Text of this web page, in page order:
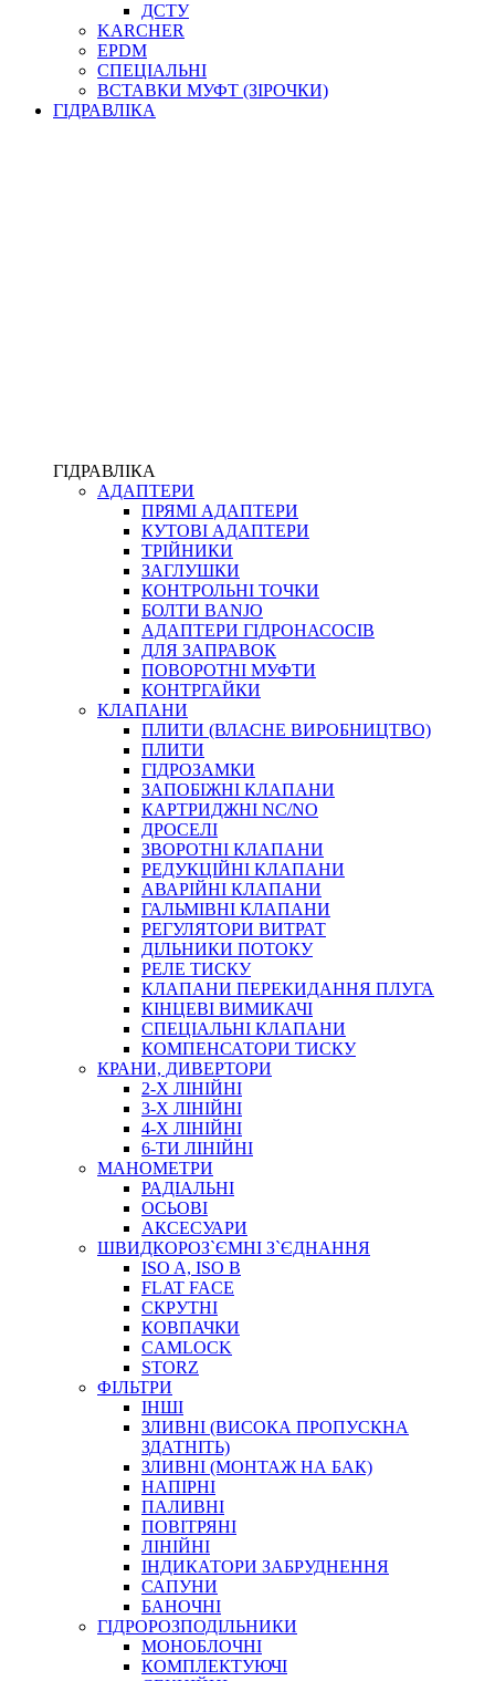
ФІЛЬТРИ ДЛЯ ПАЛЬНОГО
ПІДДОНИ ДЛЯ БОЧОК
МОДУЛЬНІ АЗС
МЕТРОЛОГІЧНЕ ОБЛАДНАННЯ
ЛІЧИЛЬНИКИ І ВИТРАТОМІРИ ДЛЯ ПАЛЬНОГО
КОТУШКИ ДЛЯ ШЛАНГІВ
ФІТИНГИ ДІАГНОСТИЧНІ
АКСЕСУАРИ
ТРУБКИ ТА КОМПЛЕКТУЮЧІ
ФІТИНГИ ГІДРАВЛІЧНІ
ФІТИНГИ КОНДИЦІОНЕРНІ
ЗАХИСТ РУКАВІВ
ФІТИНГИ KARCHER
ФІТИНГИ НА ПІДЙОМ КАБІНИ
КОНЕКТОРИ
ХОМУТИ
ЧЕРВ`ЯЧНІ
ПРУЖИННІ
НЕЙЛОНОВІ
ПРОРЕЗИНЕНІ
АВТОТОВАРИ
АВТОХІМІЯ
ДОМКРАТИ
НАБОРИ ЗАПОБІЖНИКІВ, КЛЕМ, АКСЕСУАРІВ
НАСОСИ, КОМПРЕСОРИ, МАНОМЕТРИ
ПАСТА, АНТИСЕПТИК
ІНСТРУМЕНТ
САДОВИЙ ІНВЕНТАР
ЕЛЕКТРИЧНІ ПРИЛАДИ
ПАЛЬНИКИ, ПАЯЛЬНИКИ, ПАЯЛЬНІ ЛАМПИ
ІНСТРУМЕНТИ ДЛЯ ЕЛЕКТРИКА
ЕЛЕКТРОІНСТРУМЕНТИ
ЗАМКИ І КОМПЛЕКТУЮЧІ
ІНСТРУМЕНТИ ДЛЯ ЗВАРЮВАННЯ, АКСЕСУАРИ
ДСТУ
KARCHER
EPDM
СПЕЦІАЛЬНІ
ВСТАВКИ МУФТ (ЗІРОЧКИ)
ГІДРАВЛІКА
ГІДРАВЛІКА
АДАПТЕРИ
ПРЯМІ АДАПТЕРИ
КУТОВІ АДАПТЕРИ
ТРІЙНИКИ
ЗАГЛУШКИ
КОНТРОЛЬНІ ТОЧКИ
БОЛТИ BANJO
АДАПТЕРИ ГІДРОНАСОСІВ
ДЛЯ ЗАПРАВОК
ПОВОРОТНІ МУФТИ
КОНТРГАЙКИ
КЛАПАНИ
ПЛИТИ (ВЛАСНЕ ВИРОБНИЦТВО)
ПЛИТИ
ГІДРОЗАМКИ
ЗАПОБІЖНІ КЛАПАНИ
КАРТРИДЖНІ NC/NO
ДРОСЕЛІ
ЗВОРОТНІ КЛАПАНИ
РЕДУКЦІЙНІ КЛАПАНИ
АВАРІЙНІ КЛАПАНИ
ГАЛЬМІВНІ КЛАПАНИ
РЕГУЛЯТОРИ ВИТРАТ
ДІЛЬНИКИ ПОТОКУ
РЕЛЕ ТИСКУ
КЛАПАНИ ПЕРЕКИДАННЯ ПЛУГА
КІНЦЕВІ ВИМИКАЧІ
СПЕЦІАЛЬНІ КЛАПАНИ
КОМПЕНСАТОРИ ТИСКУ
КРАНИ, ДИВЕРТОРИ
2-Х ЛІНІЙНІ
3-Х ЛІНІЙНІ
4-Х ЛІНІЙНІ
6-ТИ ЛІНІЙНІ
МАНОМЕТРИ
РАДІАЛЬНІ
ОСЬОВІ
АКСЕСУАРИ
ШВИДКОРОЗ`ЄМНІ З`ЄДНАННЯ
ISO A, ISO B
FLAT FACE
СКРУТНІ
КОВПАЧКИ
CAMLOCK
STORZ
ФІЛЬТРИ
ІНШІ
ЗЛИВНІ (ВИСОКА ПРОПУСКНА
ЗДАТНІТЬ)
ЗЛИВНІ (МОНТАЖ НА БАК)
НАПІРНІ
ПАЛИВНІ
ПОВІТРЯНІ
ЛІНІЙНІ
ІНДИКАТОРИ ЗАБРУДНЕННЯ
САПУНИ
БАНОЧНІ
ГІДРОРОЗПОДІЛЬНИКИ
МОНОБЛОЧНІ
КОМПЛЕКТУЮЧІ